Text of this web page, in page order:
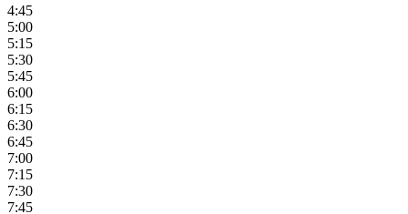
4:45
5:00
5:15
5:30
5:45
6:00
6:15
6:30
6:45
7:00
7:15
7:30
7:45